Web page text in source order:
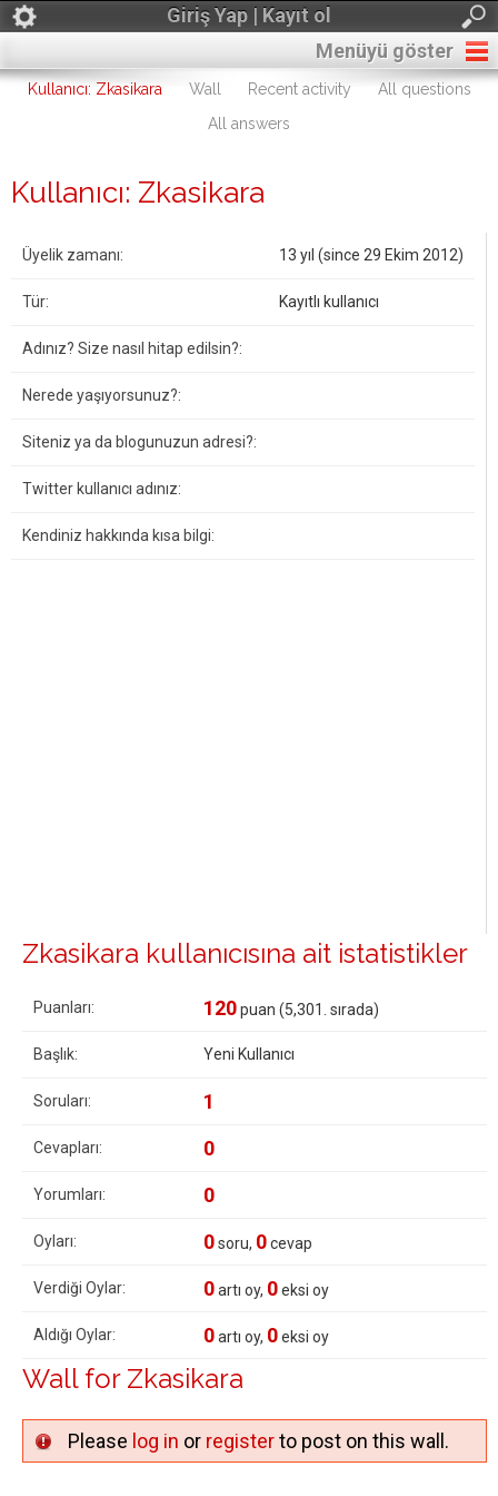
Giriş Yap | Kayıt ol
Menüyü göster
Kullanıcı: Zkasikara Wall Recent activity
All questions
All answers
Kullanıcı: Zkasikara
Üyelik zamanı: 13 yıl (since 29 Ekim 2012)
Tür: Kayıtlı kullanıcı
Adınız? Size nasıl hitap edilsin?:
Nerede yaşıyorsunuz?:
Siteniz ya da blogunuzun adresi?:
Twitter kullanıcı adınız:
Kendiniz hakkında kısa bilgi:
Zkasikara kullanıcısına ait istatistikler
Puanları: 120puan (5,301 . sırada)
Başlık: Yeni Kullanıcı
Soruları: 1
Cevapları: 0
Yorumları: 0
Oyları: 0soru, 0cevap
Verdiği Oylar: 0artı oy, 0eksi oy
Aldığı Oylar: 0artı oy, 0eksi oy
Wall for Zkasikara
Please log in or registerto post on this wall.